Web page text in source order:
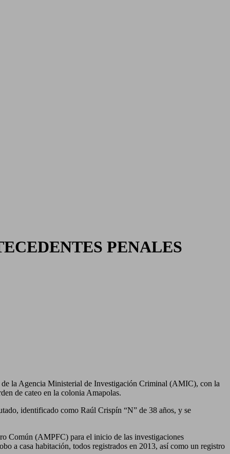
PENALES
la Agencia Ministerial de Investigación Criminal (AMIC), con la
de cateo en la colonia Amapolas.
identificado como Raúl Crispín “N” de 38 años, y se
Común (AMPFC) para el inicio de las investigaciones
a casa habitación, todos registrados en 2013, así como un registro